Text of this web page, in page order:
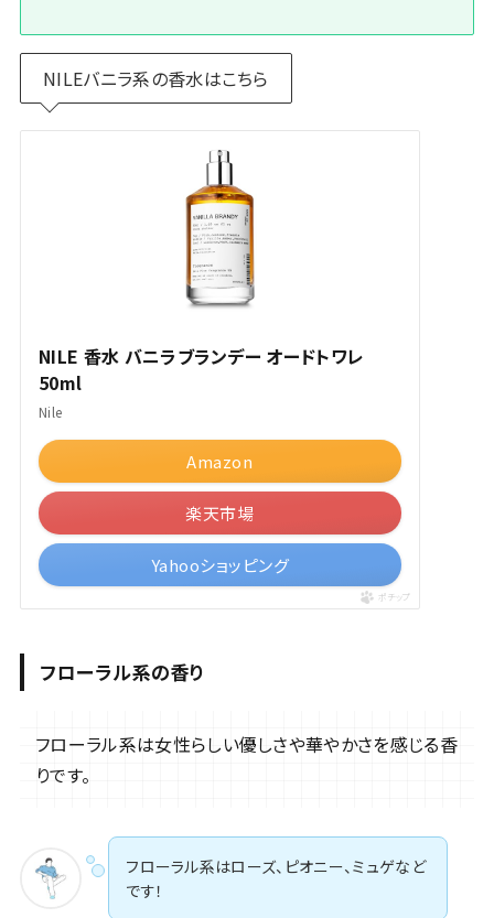
NILEバニラ系の香水はこちら
NILE 香水 バニラブランデー オードトワレ
50ml
Nile
Amazon
楽天市場
Yahooショッピング
ポチップ
フローラル系の香り
フローラル系は女性らしい優しさや華やかさを感じる香
りです。
フローラル系はローズ、ピオニー、ミュゲなど
です！